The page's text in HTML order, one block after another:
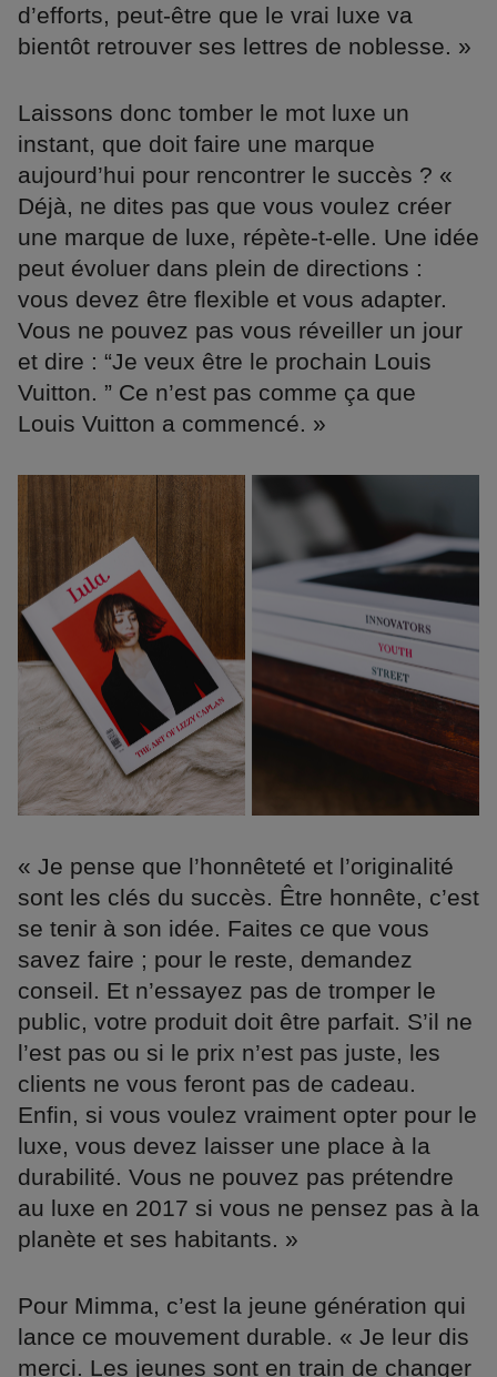
d’efforts, peut-être que le vrai luxe va
bientôt retrouver ses lettres de noblesse. »
Laissons donc tomber le mot luxe un
instant, que doit faire une marque
aujourd’hui pour rencontrer le succès ? «
Déjà, ne dites pas que vous voulez créer
une marque de luxe, répète-t-elle. Une idée
peut évoluer dans plein de directions :
vous devez être flexible et vous adapter.
Vous ne pouvez pas vous réveiller un jour
et dire : “Je veux être le prochain Louis
Vuitton. ” Ce n’est pas comme ça que
Louis Vuitton a commencé. »
« Je pense que l’honnêteté et l’originalité
sont les clés du succès. Être honnête, c’est
se tenir à son idée. Faites ce que vous
savez faire ; pour le reste, demandez
conseil. Et n’essayez pas de tromper le
public, votre produit doit être parfait. S’il ne
l’est pas ou si le prix n’est pas juste, les
clients ne vous feront pas de cadeau.
Enfin, si vous voulez vraiment opter pour le
luxe, vous devez laisser une place à la
durabilité. Vous ne pouvez pas prétendre
au luxe en 2017 si vous ne pensez pas à la
planète et ses habitants. »
Pour Mimma, c’est la jeune génération qui
lance ce mouvement durable. « Je leur dis
merci. Les jeunes sont en train de changer